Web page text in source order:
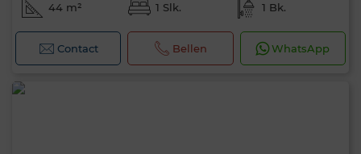
44 m² 1 Slk. 1 Bk.
Contact Bellen WhatsApp